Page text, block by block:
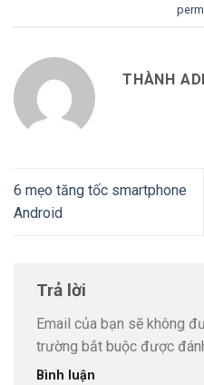
THÀNH
6 mẹo tăng tốc smartphone
Android
Trả lời
Email của bạn sẽ không
trường bắt buộc được
Bình luận